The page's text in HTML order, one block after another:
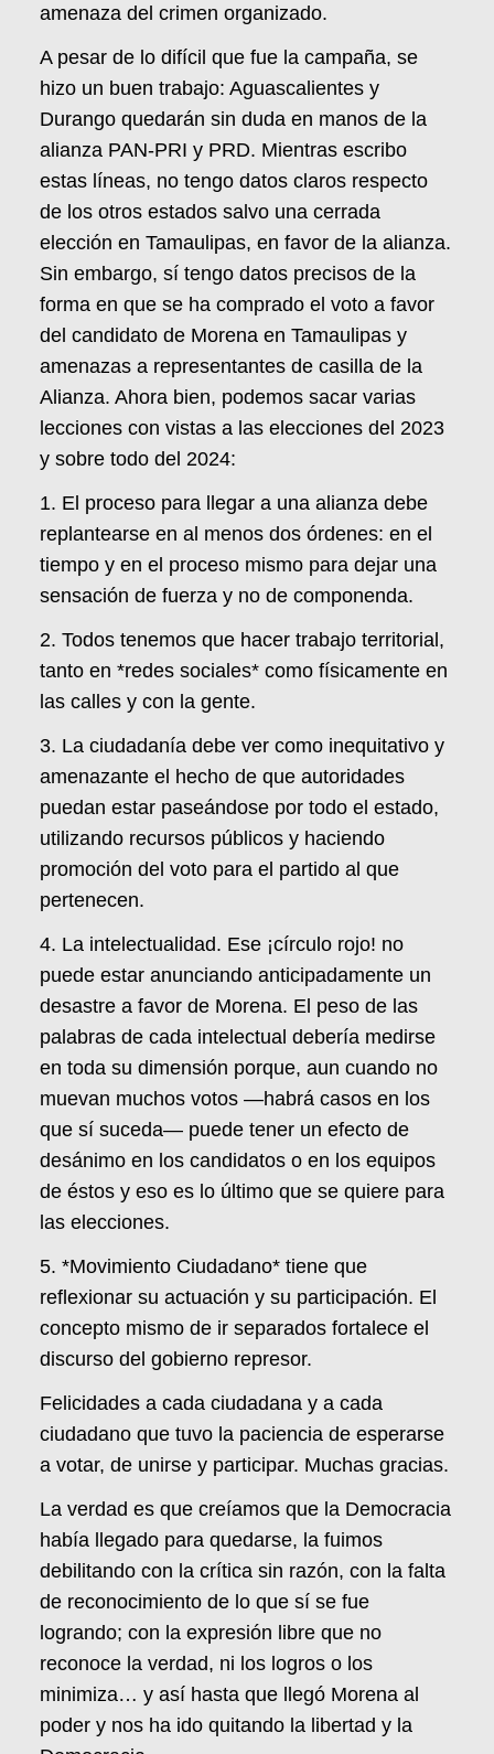
amenaza del crimen organizado.
A pesar de lo difícil que fue la campaña, se
hizo un buen trabajo: Aguascalientes y
Durango quedarán sin duda en manos de la
alianza PAN-PRI y PRD. Mientras escribo
estas líneas, no tengo datos claros respecto
de los otros estados salvo una cerrada
elección en Tamaulipas, en favor de la alianza.
Sin embargo, sí tengo datos precisos de la
forma en que se ha comprado el voto a favor
del candidato de Morena en Tamaulipas y
amenazas a representantes de casilla de la
Alianza. Ahora bien, podemos sacar varias
lecciones con vistas a las elecciones del 2023
y sobre todo del 2024:
1. El proceso para llegar a una alianza debe
replantearse en al menos dos órdenes: en el
tiempo y en el proceso mismo para dejar una
sensación de fuerza y no de componenda.
2. Todos tenemos que hacer trabajo territorial,
tanto en *redes sociales* como físicamente en
las calles y con la gente.
3. La ciudadanía debe ver como inequitativo y
amenazante el hecho de que autoridades
puedan estar paseándose por todo el estado,
utilizando recursos públicos y haciendo
promoción del voto para el partido al que
pertenecen.
4. La intelectualidad. Ese ¡círculo rojo! no
puede estar anunciando anticipadamente un
desastre a favor de Morena. El peso de las
palabras de cada intelectual debería medirse
en toda su dimensión porque, aun cuando no
muevan muchos votos —habrá casos en los
que sí suceda— puede tener un efecto de
desánimo en los candidatos o en los equipos
de éstos y eso es lo último que se quiere para
las elecciones.
5. *Movimiento Ciudadano* tiene que
reflexionar su actuación y su participación. El
concepto mismo de ir separados fortalece el
discurso del gobierno represor.
Felicidades a cada ciudadana y a cada
ciudadano que tuvo la paciencia de esperarse
a votar, de unirse y participar. Muchas gracias.
La verdad es que creíamos que la Democracia
había llegado para quedarse, la fuimos
debilitando con la crítica sin razón, con la falta
de reconocimiento de lo que sí se fue
logrando; con la expresión libre que no
reconoce la verdad, ni los logros o los
minimiza… y así hasta que llegó Morena al
poder y nos ha ido quitando la libertad y la